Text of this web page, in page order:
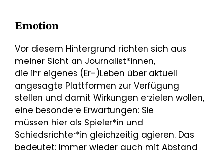
Emotion
Vor diesem Hintergrund richten sich aus
meiner Sicht an Journalist*innen,
die ihr eigenes (Er-)Leben über aktuell
angesagte Plattformen zur Verfügung
stellen und damit Wirkungen erzielen wollen,
eine besondere Erwartungen: Sie
müssen hier als Spieler*in und
Schiedsrichter*in gleichzeitig agieren. Das
bedeutet: Immer wieder auch mit Abstand